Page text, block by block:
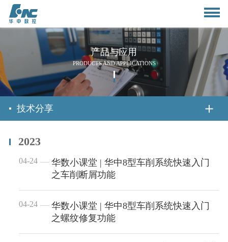
首页
关于我们
公司简介
董事长致辞
公司动态
产品与应用
产品与应用
PRODUCTS AND APPLICATIONS
技术分享
2023
04-24
华数小课堂 | 华中8型车削系统快速入门
之车削断屑功能
04-24
华数小课堂 | 华中8型车削系统快速入门
之螺纹修复功能